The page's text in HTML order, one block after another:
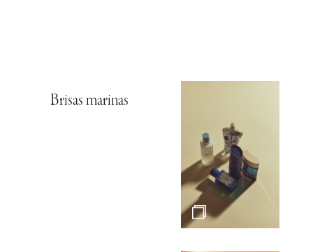
Brisas marinas